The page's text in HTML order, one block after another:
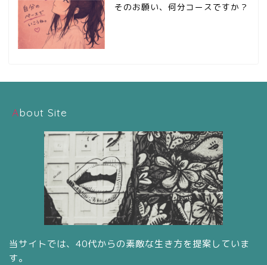
そのお願い、何分コースですか？
About Site
当サイトでは、40代からの素敵な生き方を提案していま
す。